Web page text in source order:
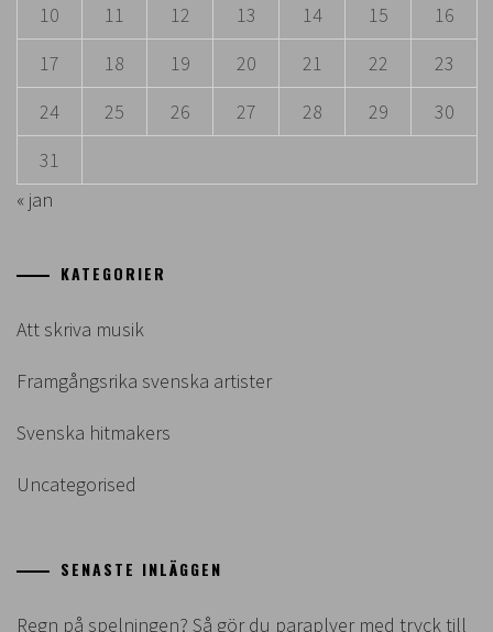
10
11 12 13 14 15
16
17
18 19 20 21 22
23
24
25 26 27 28 29
30
31
« jan
KATEGORIER
Att skriva musik
Framgångsrika svenska artister
Svenska hitmakers
Uncategorised
SENASTE INLÄGGEN
Regn på spelningen? Så gör du paraplyer med tryck till